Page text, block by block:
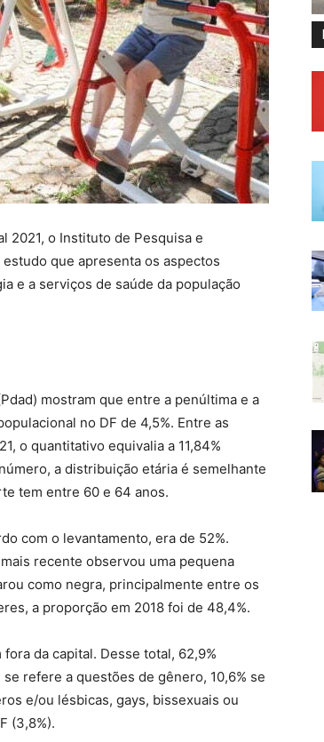
2021, o Instituto de Pesquisa e
que apresenta os aspectos
e a serviços de saúde da população
mostram que entre a penúltima e a
no DF de 4,5%. Entre as
o quantitativo equivalia a 11,84%
a distribuição etária é semelhante
tem entre 60 e 64 anos.
com o levantamento, era de 52%.
recente observou uma pequena
como negra, principalmente entre os
a proporção em 2018 foi de 48,4%.
da capital. Desse total, 62,9%
refere a questões de gênero, 10,6% se
e/ou lésbicas, gays, bissexuais ou
(3,8%).